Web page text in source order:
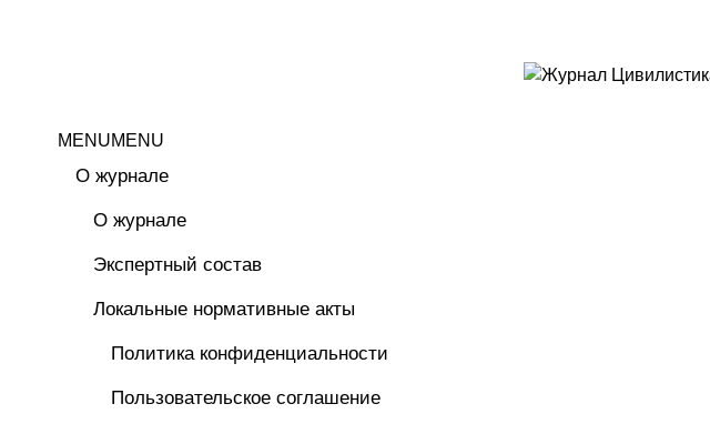
MENUMENU
О журнале
О журнале
Экспертный состав
Локальные нормативные акты
Политика конфиденциальности
Пользовательское соглашение